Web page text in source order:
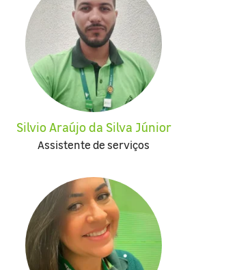
Silvio Araújo da Silva Júnior
Assistente de serviços